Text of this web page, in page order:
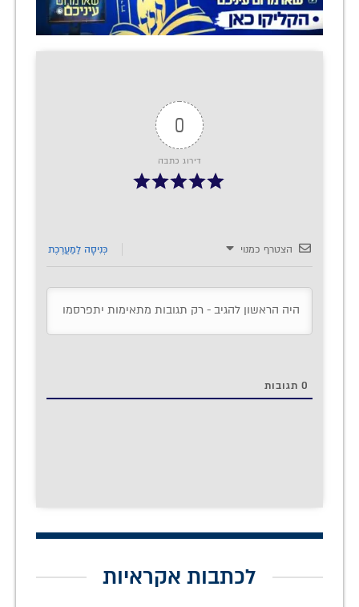
0
דירוג כתבה
הצטרף כמנוי כְּנִיסָה לַמַעֲרֶכֶת
0 תגובות
לכתבות אקראיות